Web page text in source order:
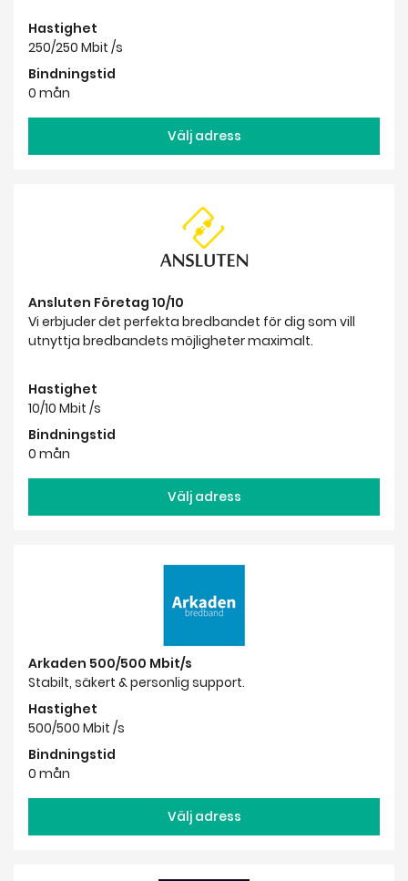
Hastighet
250/250 Mbit /s
Bindningstid
0 mån
Välj adress
Ansluten Företag 10/10
Vi erbjuder det perfekta bredbandet för dig som vill
utnyttja bredbandets möjligheter maximalt.
Hastighet
10/10 Mbit /s
Bindningstid
0 mån
Välj adress
Arkaden 500/500 Mbit/s
Stabilt, säkert & personlig support.
Hastighet
500/500 Mbit /s
Bindningstid
0 mån
Välj adress